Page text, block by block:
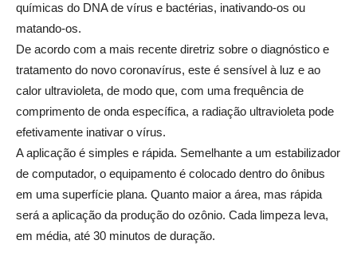
químicas do DNA de vírus e bactérias, inativando-os ou
matando-os.
De acordo com a mais recente diretriz sobre o diagnóstico e
tratamento do novo coronavírus, este é sensível à luz e ao
calor ultravioleta, de modo que, com uma frequência de
comprimento de onda específica, a radiação ultravioleta pode
efetivamente inativar o vírus.
A aplicação é simples e rápida. Semelhante a um estabilizador
de computador, o equipamento é colocado dentro do ônibus
em uma superfície plana. Quanto maior a área, mas rápida
será a aplicação da produção do ozônio. Cada limpeza leva,
em média, até 30 minutos de duração.